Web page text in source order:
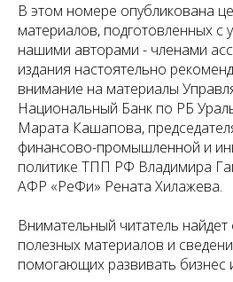
В этом номере опубликована
материалов, подготовленных
нашими авторами - членами
издания настоятельно
внимание на материалы
Национальный Банк по РБ
Марата Кашапова,
финансово-промышленной и
политике ТПП РФ Владимира
АФР «РеФи» Рената Хилажева.
Внимательный читатель
полезных материалов и
помогающих развивать бизнес